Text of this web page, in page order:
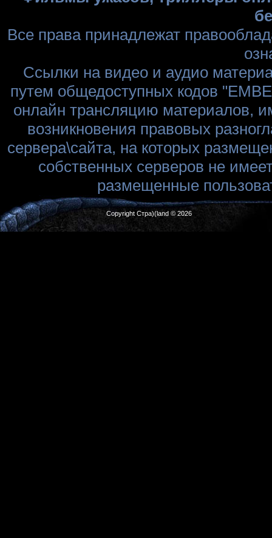
Все права принадлежат
Ссылки на видео и аудио
путем общедоступных кодов
онлайн трансляцию материалов,
возникновения правовых
сервера\сайта, на которых
собственных серверов не
размещенные
Copyright Стра)(land © 2026